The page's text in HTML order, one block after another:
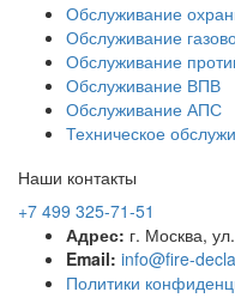
Обслуживание
Обслуживание
Обслуживание
Обслуживание ВПВ
Обслуживание АПС
Техническое
Наши контакты
+7 499 325-71-51
Адрес: г. Москва,
Email: info@fire-
Политики